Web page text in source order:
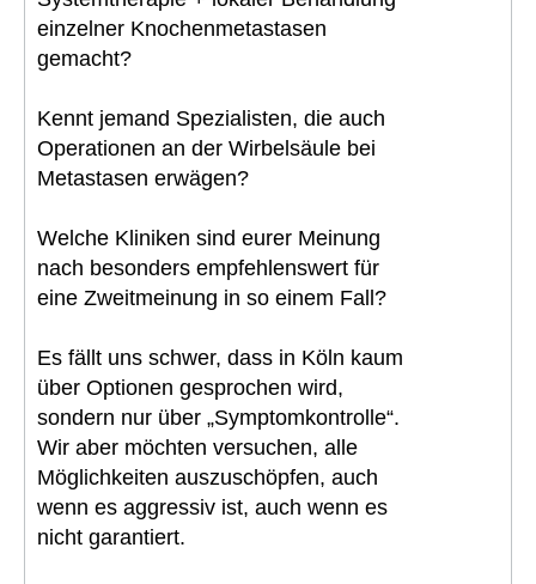
einzelner Knochenmetastasen
gemacht?
Kennt jemand Spezialisten, die auch
Operationen an der Wirbelsäule bei
Metastasen erwägen?
Welche Kliniken sind eurer Meinung
nach besonders empfehlenswert für
eine Zweitmeinung in so einem Fall?
Es fällt uns schwer, dass in Köln kaum
über Optionen gesprochen wird,
sondern nur über „Symptomkontrolle“.
Wir aber möchten versuchen, alle
Möglichkeiten auszuschöpfen, auch
wenn es aggressiv ist, auch wenn es
nicht garantiert.